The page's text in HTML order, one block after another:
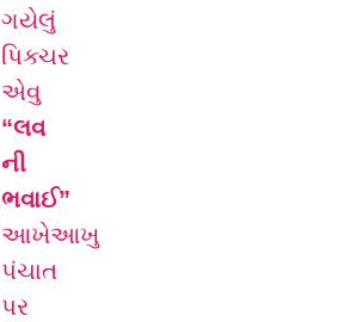
ગયેલું
પિક્ચર
એવુ
“લવ
ની
ભવાઈ”
આખેઆખુ
પંચાત
પર